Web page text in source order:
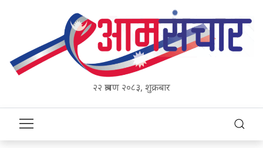
२२ श्रावण २०८३, शुक्रबार